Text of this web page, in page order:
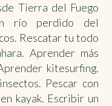
Tierra del Fuego
río perdido del
Rescatar tu todo
Aprender más
kitesurfing.
Pescar con
kayak. Escribir un